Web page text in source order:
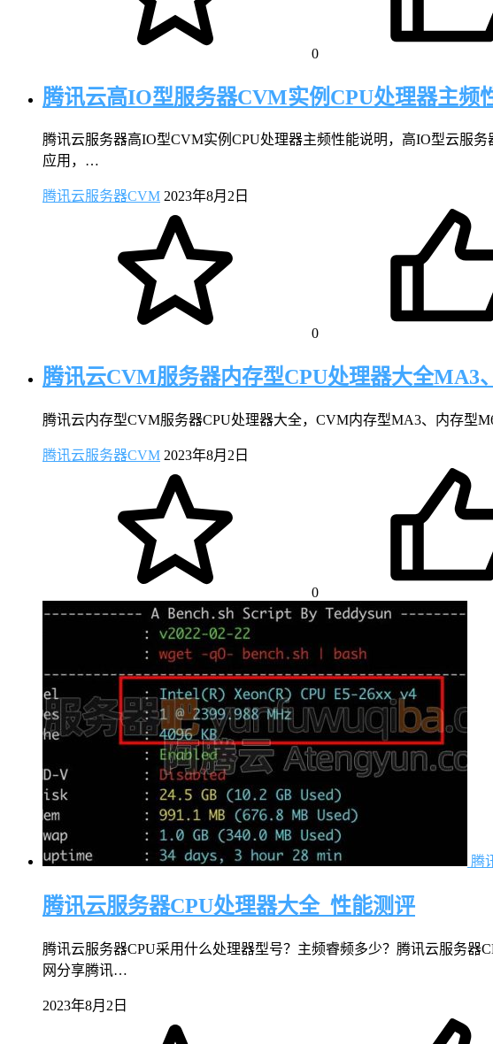
0
腾讯云高IO型服务器CVM实例CPU处理器主频
腾讯云服务器高IO型CVM实例CPU处理器主频性能说明，高IO型云服
应用，…
腾讯云服务器CVM 2023年8月2日
0
腾讯云CVM服务器内存型CPU处理器大全MA3
腾讯云内存型CVM服务器CPU处理器大全，CVM内存型MA3、内存型
腾讯云服务器CVM 2023年8月2日
0
腾
腾讯云服务器CPU处理器大全_性能测评
腾讯云服务器CPU采用什么处理器型号？主频睿频多少？腾讯云服务
网分享腾讯…
2023年8月2日